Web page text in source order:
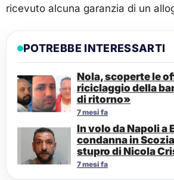
ricevuto alcuna garanzia di un
POTREBBE INTERESSARTI
Nola, scoperte le
riciclaggio della
di ritorno»
7 mesi fa
In volo da Napoli a
condanna in
stupro di Nicola
7 mesi fa